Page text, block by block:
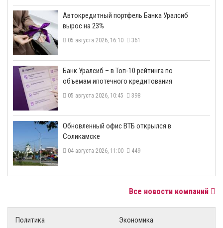
​Автокредитный портфель Банка Уралсиб
вырос на 23%
05 августа 2026, 16:10 361
​Банк Уралсиб – в Топ-10 рейтинга по
объемам ипотечного кредитования
05 августа 2026, 10:45 398
​Обновленный офис ВТБ открылся в
Соликамске
04 августа 2026, 11:00 449
Все новости компаний
Политика
Экономика